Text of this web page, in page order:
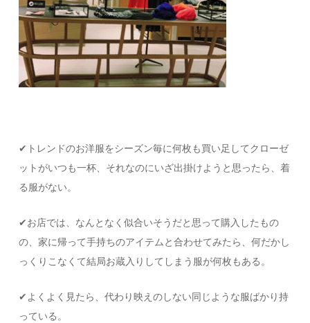
✔︎トレンドのお洋服をシーズン毎に何枚も買い足してクローゼ
ットがいつも一杯、それなのにいざ出掛けようと思ったら、着
る服がない。
✔︎お店では、なんとなく似合いそうだと思って購入したもの
の、家に帰って手持ちのアイテムと合わせてみたら、何だかし
っくりこなくて結局お蔵入りしてしまう服が何枚もある。
✔︎よくよく見たら、代わり映えのしない同じような服ばかり持
っている。